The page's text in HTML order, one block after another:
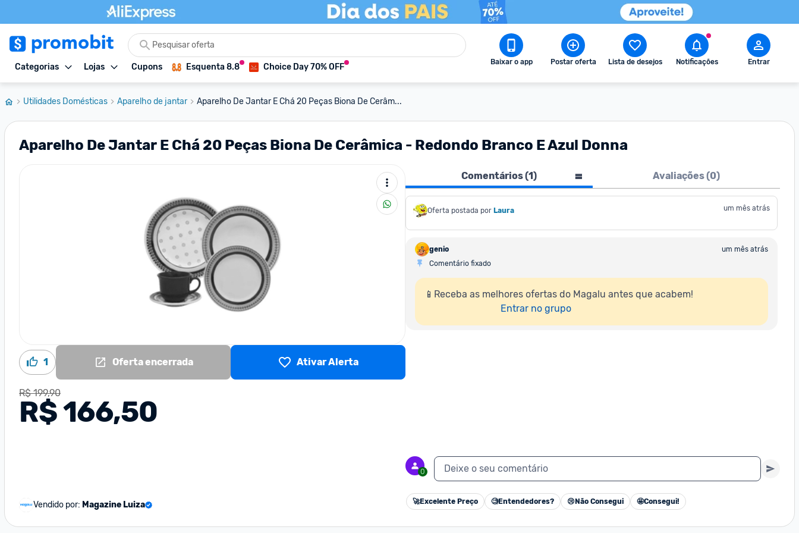
Categorias Lojas Cupons Esquenta 8.8 Choice Day 70% OFF Baixar o app Postar oferta Lista de desejos Notificações Entrar
Utilidades Domésticas Aparelho de jantar Aparelho De Jantar E Chá 20 Peças Biona De Cerâm...
Aparelho De Jantar E Chá 20 Peças Biona De Cerâmica - Redondo Branco E Azul Donna
1 Oferta encerrada Ativar Alerta
R$ 199,90
R$ 166,50
Vendido por: Magazine Luiza
Comentários (1) Avaliações (0)
Oferta postada por Laura um mês atrás
genio
um mês atrás
Comentário fixado
📱Receba as melhores ofertas do Magalu antes que acabem!
Entrar no grupo
0 Deixe o seu comentário
🚀Excelente Preço 🧐Entendedores? 😢 Não Consegui 🤩Consegui!